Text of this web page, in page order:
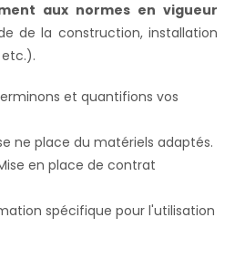
aux normes en vigueur
de la construction, installation
etc.).
et quantifions vos
ne place du matériels adaptés.
en place de contrat
spécifique pour l'utilisation